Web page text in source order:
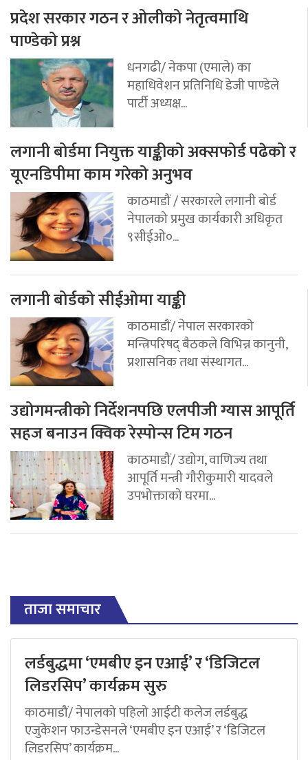
प्रदेश सरकार गठन र ओलीको नेतृत्वमाथि
पाण्डेको प्रश्न
धनगढी/ नेकपा (एमाले) का
महाधिवेशन प्रतिनिधि डेजी पाण्डेले
पार्टी अध्यक्ष...
लगानी बोर्डमा नियुक्त याङ्कीको अक्सफोर्ड पढेको र
यूएनडिपीमा काम गरेको अनुभव
काठमाडौं / सरकारले लगानी बोर्ड
नेपालको प्रमुख कार्यकारी अधिकृत
९सीईओ०...
लगानी बोर्डको सीईओमा याङ्की
काठमाडौं/ नेपाल सरकारको
मन्त्रिपरिषद् बैठकले विभिन्न कानुनी,
प्रशासनिक तथा संस्थागत...
उद्योगमन्त्रीको निर्देशनपछि एलपीजी ग्यास आपूर्ति
सहज बनाउन क्विक रेस्पोन्स टिम गठन
काठमाडौं/ उद्योग, वाणिज्य तथा
आपूर्ति मन्त्री गौरीकुमारी यादवले
उपभोक्ताको घरमा...
ताजा समाचार
लर्डबुद्धमा ‘एमबीए इन एआई’ र ‘डिजिटल
लिडरसिप’ कार्यक्रम सुरु
काठमाडौं/ नेपालको पहिलो आईटी कलेज लर्डबुद्ध
एजुकेशन फाउन्डेसनले ‘एमबीए इन एआई’ र ‘डिजिटल
लिडरसिप’ कार्यक्रम...